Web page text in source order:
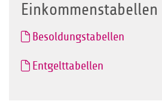
Einkommenstabellen
Besoldungstabellen
Entgelttabellen